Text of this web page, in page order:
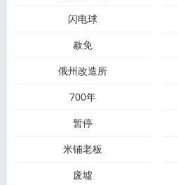
闪电球
赦免
俄州改造所
700年
暂停
米铺老板
废墟